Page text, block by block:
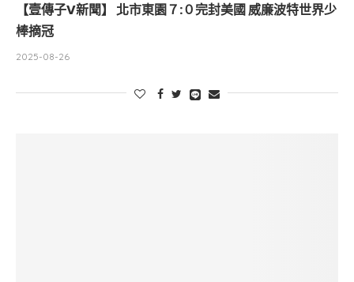
【壹傳子V新聞】 北市東園７:０完封美國 威廉波特世界少
棒摘冠
2025-08-26